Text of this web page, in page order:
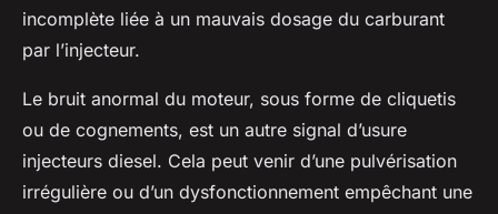
incomplète liée à un mauvais dosage du carburant
par l’injecteur.
Le bruit anormal du moteur, sous forme de cliquetis
ou de cognements, est un autre signal d’usure
injecteurs diesel. Cela peut venir d’une pulvérisation
irrégulière ou d’un dysfonctionnement empêchant une